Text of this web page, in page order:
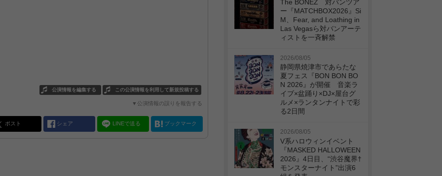
この公演情報を利用して新規投稿する
公演情報を編集する
▼公演情報の誤りを報告する
ポスト シェア LINEで送る ブックマーク
The BONEZ 対バンツア
ー『MATCHBOX2026』Si
M、Fear, and Loathing in
Las Vegasら対バンアーテ
ィストを一斉解禁
2026/08/05
静岡県焼津市であらたな
夏フェス『BON BON BO
N 2026』が開催 音楽ラ
イブ×盆踊り×DJ×屋台グ
ルメ×ランタンナイトで彩
る2日間
2026/08/05
V系ハロウィンイベント
『MASKED HALLOWEEN
2026』4日目、“渋谷魔界†
モンスターナイト”出演6